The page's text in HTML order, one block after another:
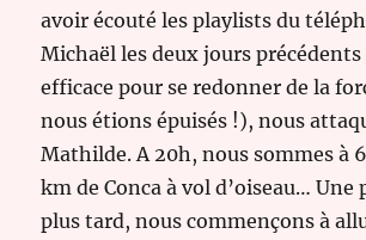
avoir écouté les playlists du
Michaël les deux jours précédents
efficace pour se redonner de la
nous étions épuisés !), nous
Mathilde. A 20h, nous sommes à
km de Conca à vol d’oiseau… Une
plus tard, nous commençons à